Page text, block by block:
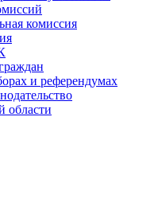
комиссия
и референдумах
области